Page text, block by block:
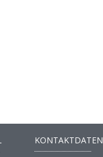
KONTAKTDATEN